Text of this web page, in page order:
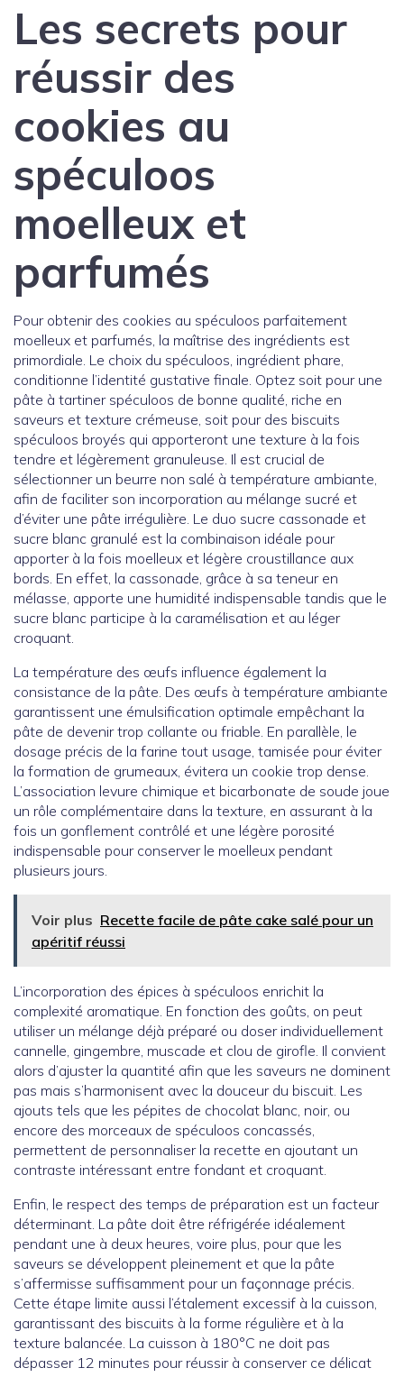
Les secrets pour
réussir des
cookies au
spéculoos
moelleux et
parfumés
Pour obtenir des cookies au spéculoos parfaitement
moelleux et parfumés, la maîtrise des ingrédients est
primordiale. Le choix du spéculoos, ingrédient phare,
conditionne l’identité gustative finale. Optez soit pour une
pâte à tartiner spéculoos de bonne qualité, riche en
saveurs et texture crémeuse, soit pour des biscuits
spéculoos broyés qui apporteront une texture à la fois
tendre et légèrement granuleuse. Il est crucial de
sélectionner un beurre non salé à température ambiante,
afin de faciliter son incorporation au mélange sucré et
d’éviter une pâte irrégulière. Le duo sucre cassonade et
sucre blanc granulé est la combinaison idéale pour
apporter à la fois moelleux et légère croustillance aux
bords. En effet, la cassonade, grâce à sa teneur en
mélasse, apporte une humidité indispensable tandis que le
sucre blanc participe à la caramélisation et au léger
croquant.
La température des œufs influence également la
consistance de la pâte. Des œufs à température ambiante
garantissent une émulsification optimale empêchant la
pâte de devenir trop collante ou friable. En parallèle, le
dosage précis de la farine tout usage, tamisée pour éviter
la formation de grumeaux, évitera un cookie trop dense.
L’association levure chimique et bicarbonate de soude joue
un rôle complémentaire dans la texture, en assurant à la
fois un gonflement contrôlé et une légère porosité
indispensable pour conserver le moelleux pendant
plusieurs jours.
Voir plus Recette facile de pâte cake salé pour un
apéritif réussi
L’incorporation des épices à spéculoos enrichit la
complexité aromatique. En fonction des goûts, on peut
utiliser un mélange déjà préparé ou doser individuellement
cannelle, gingembre, muscade et clou de girofle. Il convient
alors d’ajuster la quantité afin que les saveurs ne dominent
pas mais s’harmonisent avec la douceur du biscuit. Les
ajouts tels que les pépites de chocolat blanc, noir, ou
encore des morceaux de spéculoos concassés,
permettent de personnaliser la recette en ajoutant un
contraste intéressant entre fondant et croquant.
Enfin, le respect des temps de préparation est un facteur
déterminant. La pâte doit être réfrigérée idéalement
pendant une à deux heures, voire plus, pour que les
saveurs se développent pleinement et que la pâte
s’affermisse suffisamment pour un façonnage précis.
Cette étape limite aussi l’étalement excessif à la cuisson,
garantissant des biscuits à la forme régulière et à la
texture balancée. La cuisson à 180°C ne doit pas
dépasser 12 minutes pour réussir à conserver ce délicat